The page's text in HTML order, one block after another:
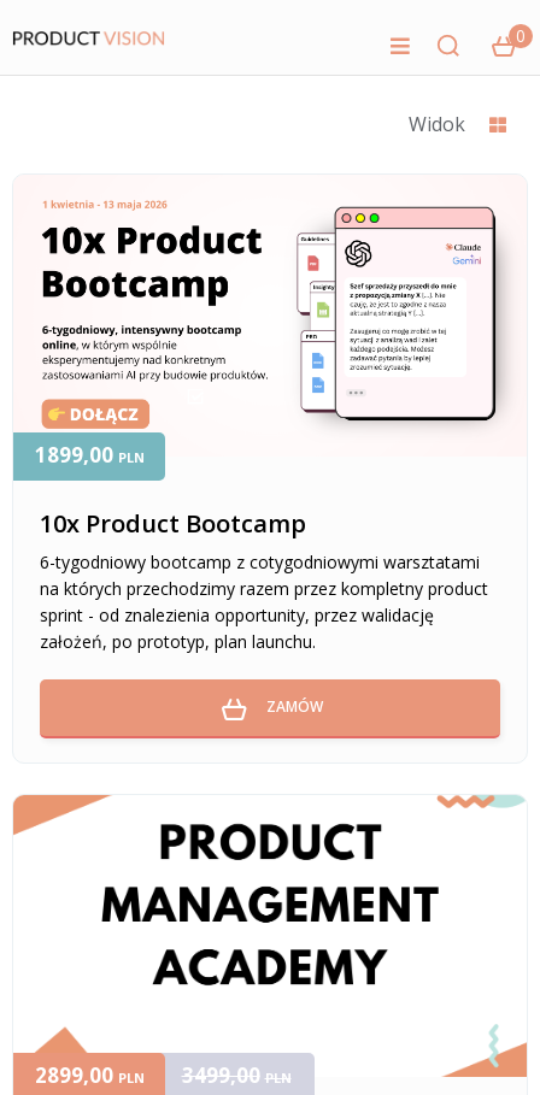
0
Widok
10x Product Bootcamp
6-tygodniowy bootcamp z cotygodniowymi warsztatami
na których przechodzimy razem przez kompletny product
sprint - od znalezienia opportunity, przez walidację
założeń, po prototyp, plan launchu.
1899,00 PLN
ZAMÓW
2899,00 PLN 3499,00 PLN